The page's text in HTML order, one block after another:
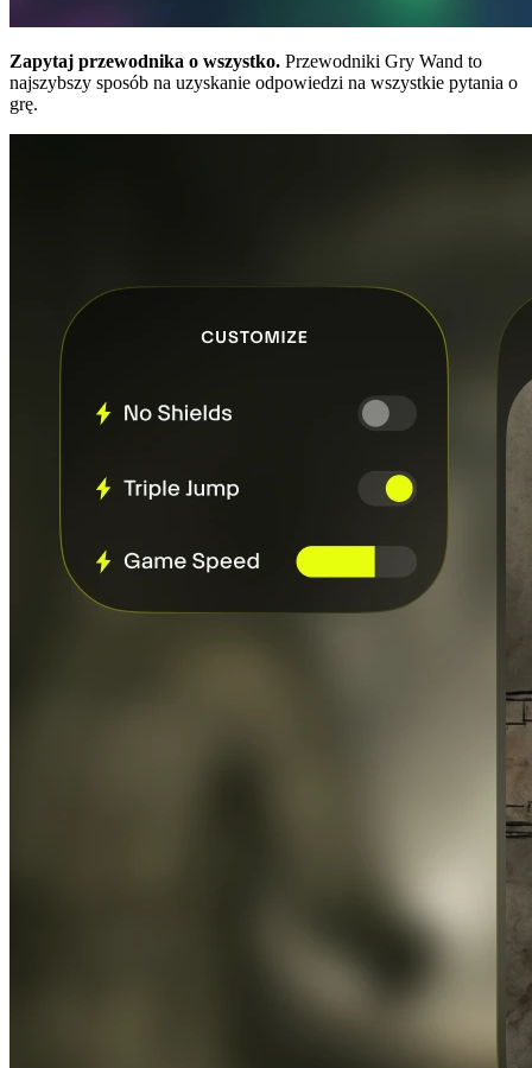
Zapytaj przewodnika o wszystko. Przewodniki Gry Wand to
najszybszy sposób na uzyskanie odpowiedzi na wszystkie pytania o
grę.